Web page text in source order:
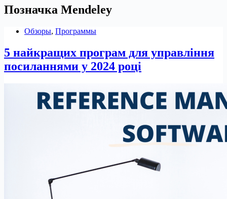
Позначка Mendeley
Обзоры, Программы
5 найкращих програм для управління
посиланнями у 2024 році